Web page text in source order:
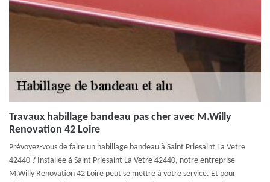
Travaux habillage bandeau pas cher avec M.Willy
Renovation 42 Loire
Prévoyez-vous de faire un habillage bandeau à Saint Priesaint La Vetre
42440 ? Installée à Saint Priesaint La Vetre 42440, notre entreprise
M.Willy Renovation 42 Loire peut se mettre à votre service. Et pour